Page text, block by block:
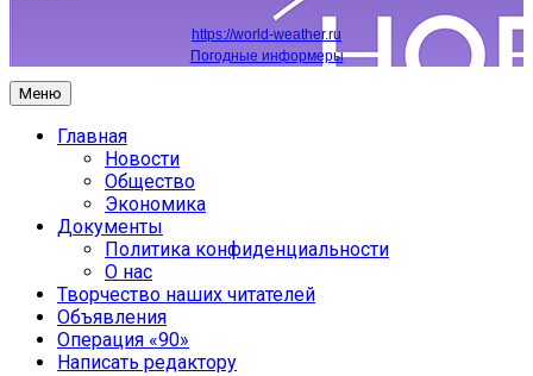
https://world-weather.ru
Погодные информеры
Меню
Главная
Новости
Общество
Экономика
Документы
Политика конфиденциальности
О нас
Творчество наших читателей
Объявления
Операция «90»
Написать редактору